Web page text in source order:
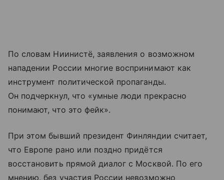
По словам Ниинистё, заявления о возможном
нападении России многие воспринимают как
инструмент политической пропаганды.
Он подчеркнул, что «умные люди прекрасно
понимают, что это фейк».
При этом бывший президент Финляндии считает,
что Европе рано или поздно придётся
восстановить прямой диалог с Москвой. По его
мнению, без участия России невозможно